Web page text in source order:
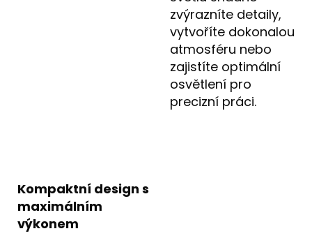
zvýrazníte detaily,
vytvoříte dokonalou
atmosféru nebo
zajistíte optimální
osvětlení pro
precizní práci.
Kompaktní design s
maximálním
výkonem